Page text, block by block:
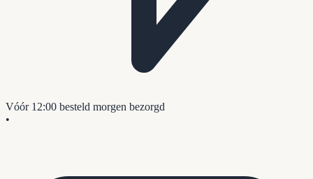
Vóór 12:00 besteld morgen bezorgd
•